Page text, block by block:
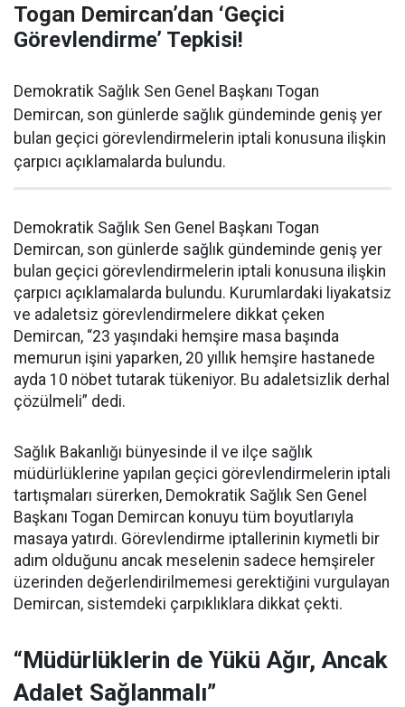
Togan Demircan’dan ‘Geçici
Görevlendirme’ Tepkisi!
Demokratik Sağlık Sen Genel Başkanı Togan
Demircan, son günlerde sağlık gündeminde geniş yer
bulan geçici görevlendirmelerin iptali konusuna ilişkin
çarpıcı açıklamalarda bulundu.
Demokratik Sağlık Sen Genel Başkanı Togan
Demircan, son günlerde sağlık gündeminde geniş yer
bulan geçici görevlendirmelerin iptali konusuna ilişkin
çarpıcı açıklamalarda bulundu. Kurumlardaki liyakatsiz
ve adaletsiz görevlendirmelere dikkat çeken
Demircan, “23 yaşındaki hemşire masa başında
memurun işini yaparken, 20 yıllık hemşire hastanede
ayda 10 nöbet tutarak tükeniyor. Bu adaletsizlik derhal
çözülmeli” dedi.
Sağlık Bakanlığı bünyesinde il ve ilçe sağlık
müdürlüklerine yapılan geçici görevlendirmelerin iptali
tartışmaları sürerken, Demokratik Sağlık Sen Genel
Başkanı Togan Demircan konuyu tüm boyutlarıyla
masaya yatırdı. Görevlendirme iptallerinin kıymetli bir
adım olduğunu ancak meselenin sadece hemşireler
üzerinden değerlendirilmemesi gerektiğini vurgulayan
Demircan, sistemdeki çarpıklıklara dikkat çekti.
“Müdürlüklerin de Yükü Ağır, Ancak
Adalet Sağlanmalı”